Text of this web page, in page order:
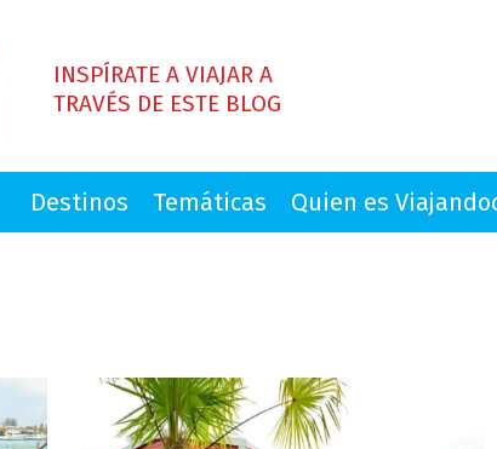
INSPÍRATE A VIAJAR A
TRAVÉS DE ESTE BLOG
Destinos Temáticas Quien es